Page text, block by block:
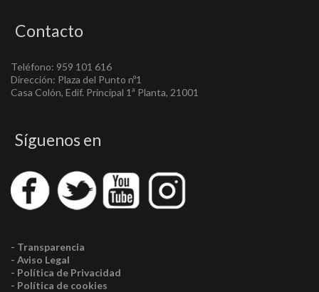
Contacto
Teléfono: 959 101 616
Dirección: Plaza del Punto nº1
Casa Colón, Edif. Principal 1ª Planta, 21001
Síguenos en
- Transparencia
- Aviso Legal
- Política de Privacidad
- Política de cookies